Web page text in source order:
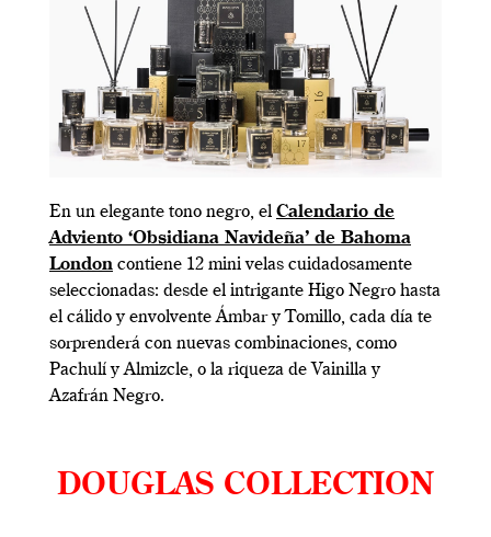
En un elegante tono negro, el Calendario de
Adviento ‘Obsidiana Navideña’ de Bahoma
London contiene 12 mini velas cuidadosamente
seleccionadas: desde el intrigante Higo Negro hasta
el cálido y envolvente Ámbar y Tomillo, cada día te
sorprenderá con nuevas combinaciones, como
Pachulí y Almizcle, o la riqueza de Vainilla y
Azafrán Negro.
DOUGLAS COLLECTION